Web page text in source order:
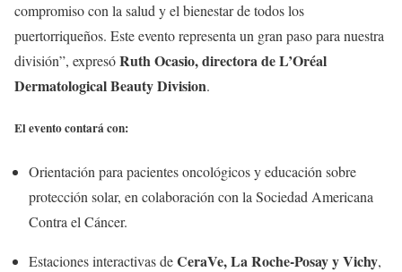
compromiso con la salud y el bienestar de todos los
puertorriqueños. Este evento representa un gran paso para nuestra
división”, expresóRuth Ocasio, directora de L’Oréal
Dermatological Beauty Division.
El evento contará con:
Orientación para pacientes oncológicos y educación sobre
protección solar, en colaboración con la Sociedad Americana
Contra el Cáncer.
Estaciones interactivas deCeraVe, La Roche-Posay y Vichy,